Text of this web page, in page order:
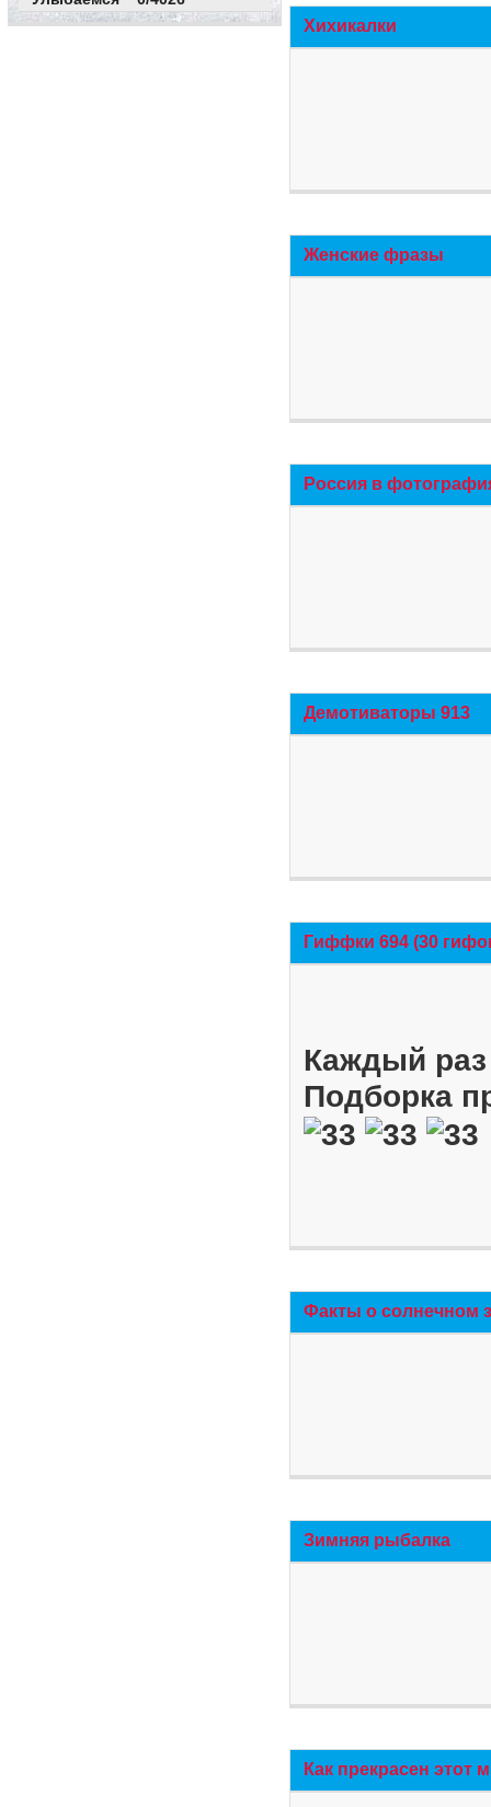
Хихикалки
Женские фразы
Россия в
Демотиваторы 913
Гиффки 694 (30
Каждый
Подборка
Факты о солнечном
Зимняя рыбалка
Как прекрасен этот